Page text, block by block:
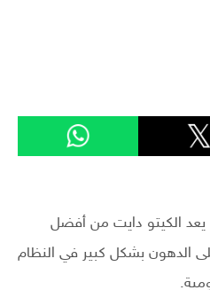
يعد الكيتو دايت من أفضل
الدهون بشكل كبير في النظام